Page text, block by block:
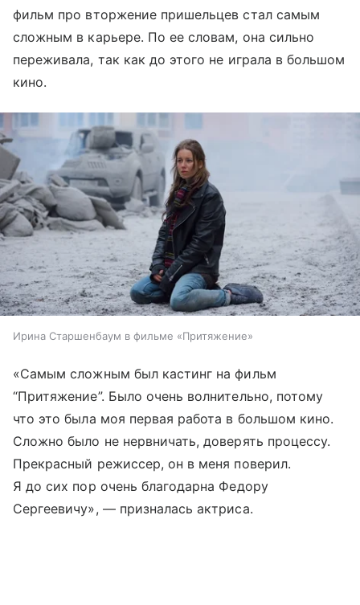
фильм про вторжение пришельцев стал самым
сложным в карьере. По ее словам, она сильно
переживала, так как до этого не играла в большом
кино.
Ирина Старшенбаум в фильме «Притяжение»
«Самым сложным был кастинг на фильм
“Притяжение”. Было очень волнительно, потому
что это была моя первая работа в большом кино.
Сложно было не нервничать, доверять процессу.
Прекрасный режиссер, он в меня поверил.
Я до сих пор очень благодарна Федору
Сергеевичу», — призналась актриса.